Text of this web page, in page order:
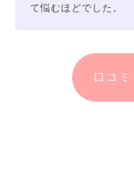
て悩むほどでした。
口コ